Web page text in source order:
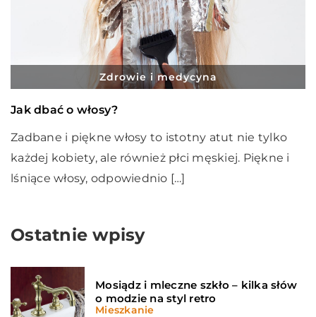
Zdrowie i medycyna
Jak dbać o włosy?
Zadbane i piękne włosy to istotny atut nie tylko
każdej kobiety, ale również płci męskiej. Piękne i
lśniące włosy, odpowiednio […]
Ostatnie wpisy
Mosiądz i mleczne szkło – kilka słów
o modzie na styl retro
Mieszkanie